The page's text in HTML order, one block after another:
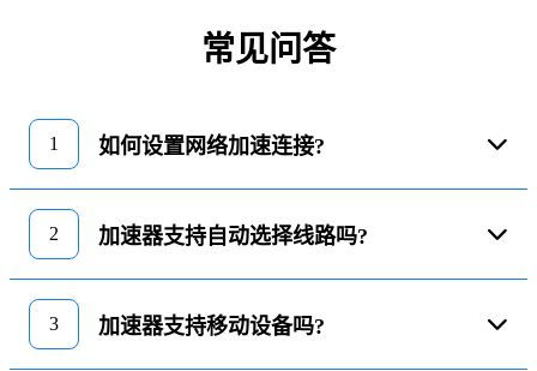
常见问答
1 如何设置网络加速连接?
2 加速器支持自动选择线路吗?
3 加速器支持移动设备吗?